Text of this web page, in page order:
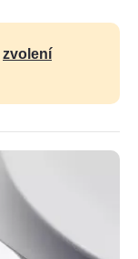
zvolení